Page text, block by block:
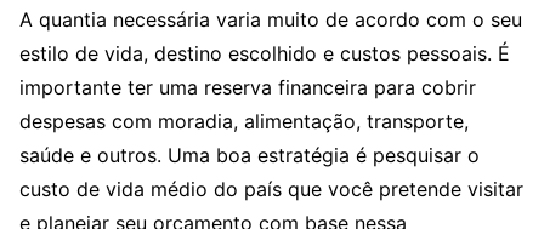
A quantia necessária varia muito de acordo com o seu
estilo de vida, destino escolhido e custos pessoais. É
importante ter uma reserva financeira para cobrir
despesas com moradia, alimentação, transporte,
saúde e outros. Uma boa estratégia é pesquisar o
custo de vida médio do país que você pretende visitar
e planejar seu orçamento com base nessa